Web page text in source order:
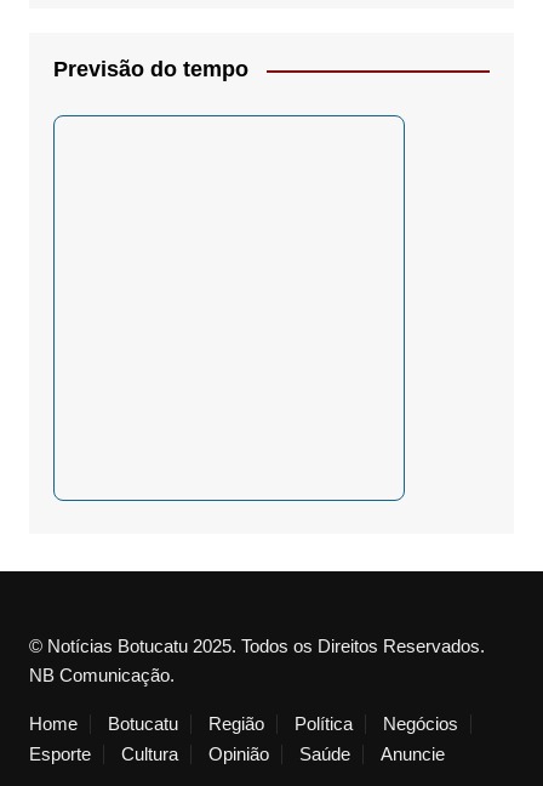
Previsão do tempo
© Notícias Botucatu 2025. Todos os Direitos Reservados.
NB Comunicação.
Home Botucatu Região Política
Negócios
Esporte
Cultura Opinião Saúde Anuncie